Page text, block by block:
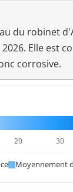
du robinet
Elle est
corrosive.
20 30
Moyennement